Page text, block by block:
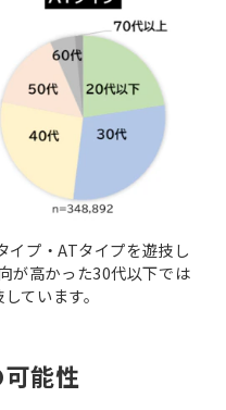
プ・ATタイプを遊技し
が高かった30代以下では
ています。
能性